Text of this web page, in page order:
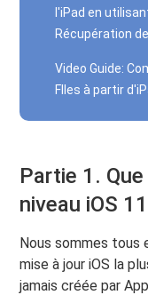
l'iPad en
Récupération
Video Guide:
FIles à partir
Partie 1.
niveau iOS
Nous sommes tous
mise à jour iOS la
jamais créée par